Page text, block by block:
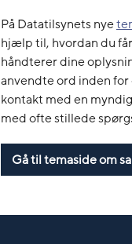
På Datatilsynets nye
hjælp til, hvordan du
håndterer dine
anvendte ord inden
kontakt med en
med ofte stillede
Gå til temaside om